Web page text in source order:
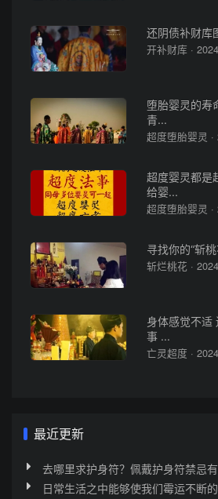
还阴债补财库
开补财库 ·
堕胎婴灵的寿
青...
超度堕胎婴灵 ·
超度婴灵都是
给婴...
超度堕胎婴灵 ·
寻找你的“斩
斩烂桃花 ·
身体感觉不适
事 ...
亡灵超度 ·
最近更新
去哪里求护身符？佩戴护身符禁忌有
日常生活之中能够使我们霉运不断